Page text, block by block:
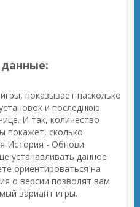
данные:
показывает насколько
и последнюю
И так, количество
покажет, сколько
История - Обнови
устанавливать данное
ориентироваться на
о версии позволят вам
вариант игры.